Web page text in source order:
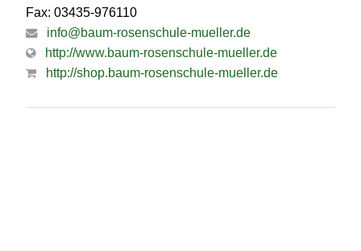
Fax: 03435-976110
info@baum-rosenschule-mueller.de
http://www.baum-rosenschule-mueller.de
http://shop.baum-rosenschule-mueller.de